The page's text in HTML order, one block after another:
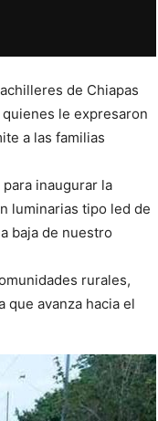
de Chiapas
le expresaron
a las familias
inaugurar la
luminarias tipo led de
baja de nuestro
rurales,
que avanza hacia el